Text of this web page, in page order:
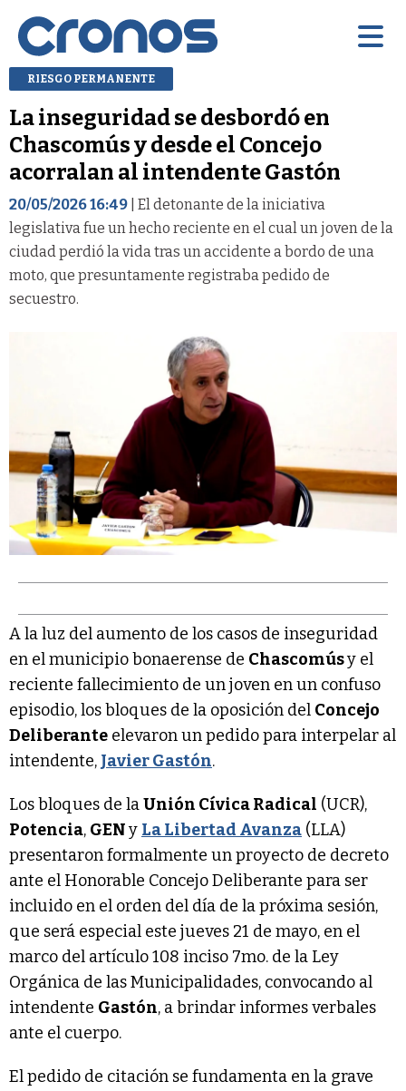
RIESGO PERMANENTE
La inseguridad se desbordó en
Chascomús y desde el Concejo
acorralan al intendente Gastón
20/05/2026 16:49 | El detonante de la iniciativa
legislativa fue un hecho reciente en el cual un joven de la
ciudad perdió la vida tras un accidente a bordo de una
moto, que presuntamente registraba pedido de
secuestro.
A la luz del aumento de los casos de inseguridad
en el municipio bonaerense de Chascomúsy el
reciente fallecimiento de un joven en un confuso
episodio, los bloques de la oposición del Concejo
Deliberante elevaron un pedido para interpelar al
intendente, Javier Gastón.
Los bloques de laUnión Cívica Radical (UCR),
Potencia, GENy La Libertad Avanza (LLA)
presentaron formalmente un proyecto de decreto
ante el Honorable Concejo Deliberante para ser
incluido en el orden del día de la próxima sesión,
que será especial este jueves 21 de mayo, en el
marco del artículo 108 inciso 7mo. de la Ley
Orgánica de las Municipalidades, convocando al
intendente Gastón, a brindar informes verbales
ante el cuerpo.
El pedido de citación se fundamenta en la grave